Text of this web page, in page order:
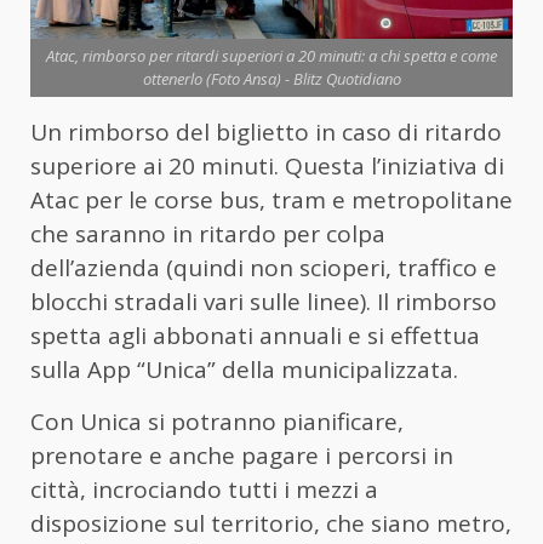
Atac, rimborso per ritardi superiori a 20 minuti: a chi spetta e come
ottenerlo (Foto Ansa) - Blitz Quotidiano
Un rimborso del biglietto in caso di ritardo
superiore ai 20 minuti. Questa l’iniziativa di
Atac per le corse bus, tram e metropolitane
che saranno in ritardo per colpa
dell’azienda (quindi non scioperi, traffico e
blocchi stradali vari sulle linee). Il rimborso
spetta agli abbonati annuali e si effettua
sulla App “Unica” della municipalizzata.
Con Unica si potranno pianificare,
prenotare e anche pagare i percorsi in
città, incrociando tutti i mezzi a
disposizione sul territorio, che siano metro,